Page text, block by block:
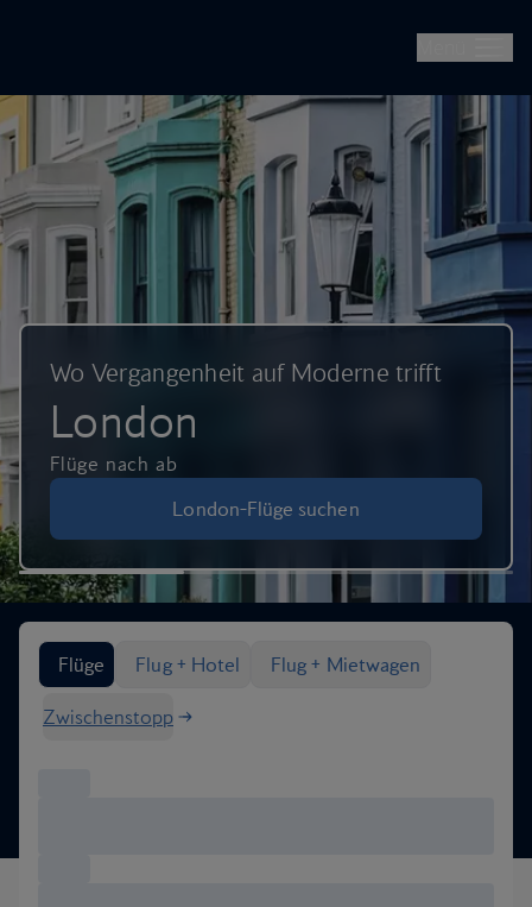
Überspringen und weiter zum Hauptinhalt
Wo Vergangenheit auf Moderne trifft
London
Flüge nach ab
London-Flüge suchen
Flugoptionen suchen
Flüge
Flug + Hotel Flug + Mietwagen
Zwischenstopp